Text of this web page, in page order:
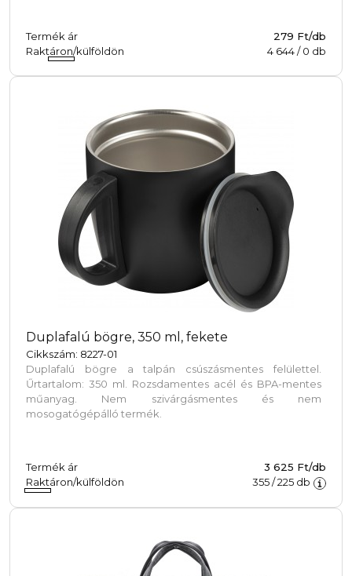
Termék ár
279 Ft/db
Raktáron/külföldön
4 644/0 db
Duplafalú bögre, 350 ml, fekete
Cikkszám: 8227-01
Duplafalú bögre a talpán csúszásmentes felülettel.
Űrtartalom: 350 ml. Rozsdamentes acél és BPA-mentes
műanyag. Nem szivárgásmentes és nem
mosogatógépálló termék.
Termék ár
3 625 Ft/db
Raktáron/külföldön
355/225 db